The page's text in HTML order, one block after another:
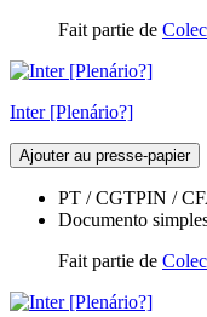
Fait partie de
Inter [Plenário?]
Ajouter au presse-papier
PT / CGTPIN /
Documento
Fait partie de